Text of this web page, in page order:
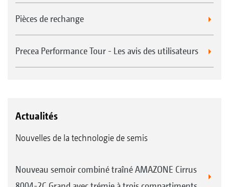
Pièces de rechange
Precea Performance Tour - Les avis des utilisateurs
Actualités
Nouvelles de la technologie de semis
Nouveau semoir combiné traîné AMAZONE Cirrus